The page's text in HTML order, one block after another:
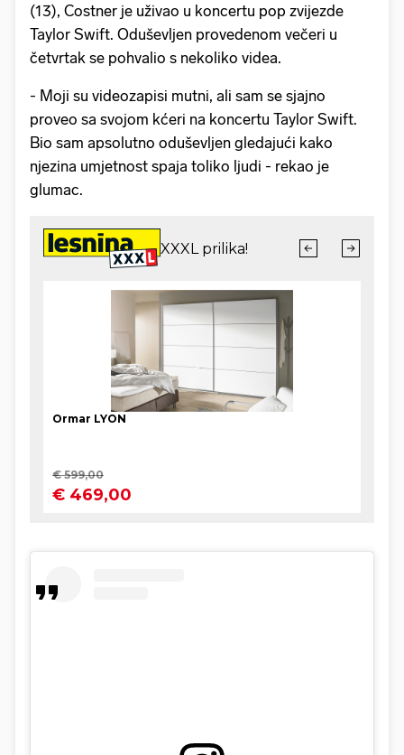
(13), Costner je uživao u koncertu pop zvijezde
Taylor Swift. Oduševljen provedenom večeri u
četvrtak se pohvalio s nekoliko videa.
- Moji su videozapisi mutni, ali sam se sjajno
proveo sa svojom kćeri na koncertu Taylor Swift.
Bio sam apsolutno oduševljen gledajući kako
njezina umjetnost spaja toliko ljudi - rekao je
glumac.